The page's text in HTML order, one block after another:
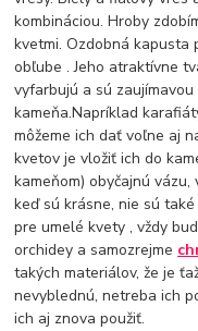
kombináciou. Hroby
kvetmi. Ozdobná kapusta
obľube . Jeho atraktívne
vyfarbujú a sú
kameňa.Napríklad
môžeme ich dať voľne aj
kvetov je vložiť ich do
kameňom) obyčajnú
keď sú krásne, nie sú
pre umelé kvety , vždy
orchidey a samozrejme
takých materiálov, že je
nevyblednú, netreba ich
ich aj znova použiť.